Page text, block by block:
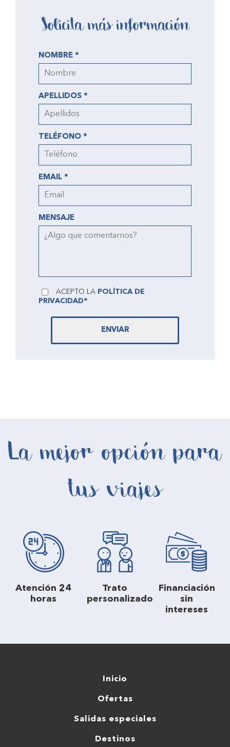
Solicita más información
NOMBRE *
APELLIDOS *
TELÉFONO *
EMAIL *
MENSAJE
ACEPTO LA POLÍTICA DE
PRIVACIDAD*
ENVIAR
La mejor opción para
tus viajes
Atención 24
horas
Trato
personalizado
Financiación
sin
intereses
Inicio
Ofertas
Salidas especiales
Destinos